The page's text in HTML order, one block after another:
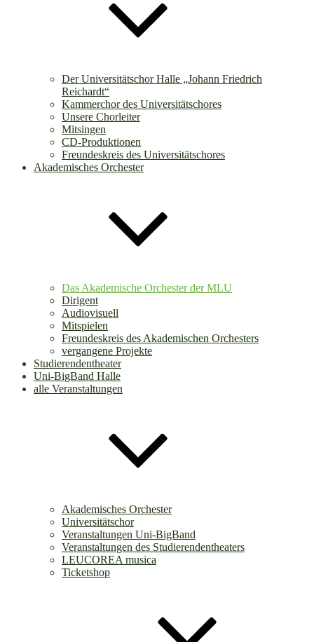
Der Universitätschor Halle „Johann Friedrich
Reichardt“
Kammerchor des Universitätschores
Unsere Chorleiter
Mitsingen
CD-Produktionen
Freundeskreis des Universitätschores
Akademisches Orchester
Das Akademische Orchester der MLU
Dirigent
Audiovisuell
Mitspielen
Freundeskreis des Akademischen Orchesters
vergangene Projekte
Studierendentheater
Uni-BigBand Halle
alle Veranstaltungen
Akademisches Orchester
Universitätschor
Veranstaltungen Uni-BigBand
Veranstaltungen des Studierendentheaters
LEUCOREA musica
Ticketshop